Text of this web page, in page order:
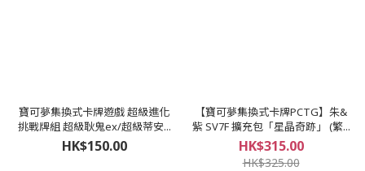
寶可夢集換式卡牌遊戲 超級進化
挑戰牌組 超級耿鬼ex/超級蒂安...
HK$150.00
【寶可夢集換式卡牌PCTG】朱&
紫 SV7F 擴充包「星晶奇跡」 (繁...
HK$315.00
HK$325.00